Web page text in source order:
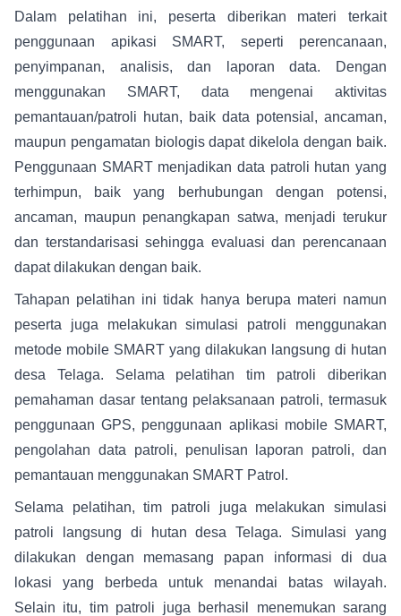
Dalam pelatihan ini, peserta diberikan materi terkait
penggunaan apikasi SMART, seperti perencanaan,
penyimpanan, analisis, dan laporan data. Dengan
menggunakan SMART, data mengenai aktivitas
pemantauan/patroli hutan, baik data potensial, ancaman,
maupun pengamatan biologis dapat dikelola dengan baik.
Penggunaan SMART menjadikan data patroli hutan yang
terhimpun, baik yang berhubungan dengan potensi,
ancaman, maupun penangkapan satwa, menjadi terukur
dan terstandarisasi sehingga evaluasi dan perencanaan
dapat dilakukan dengan baik.
Tahapan pelatihan ini tidak hanya berupa materi namun
peserta juga melakukan simulasi patroli menggunakan
metode mobile SMART yang dilakukan langsung di hutan
desa Telaga. Selama pelatihan tim patroli diberikan
pemahaman dasar tentang pelaksanaan patroli, termasuk
penggunaan GPS, penggunaan aplikasi mobile SMART,
pengolahan data patroli, penulisan laporan patroli, dan
pemantauan menggunakan SMART Patrol.
Selama pelatihan, tim patroli juga melakukan simulasi
patroli langsung di hutan desa Telaga. Simulasi yang
dilakukan dengan memasang papan informasi di dua
lokasi yang berbeda untuk menandai batas wilayah.
Selain itu, tim patroli juga berhasil menemukan sarang